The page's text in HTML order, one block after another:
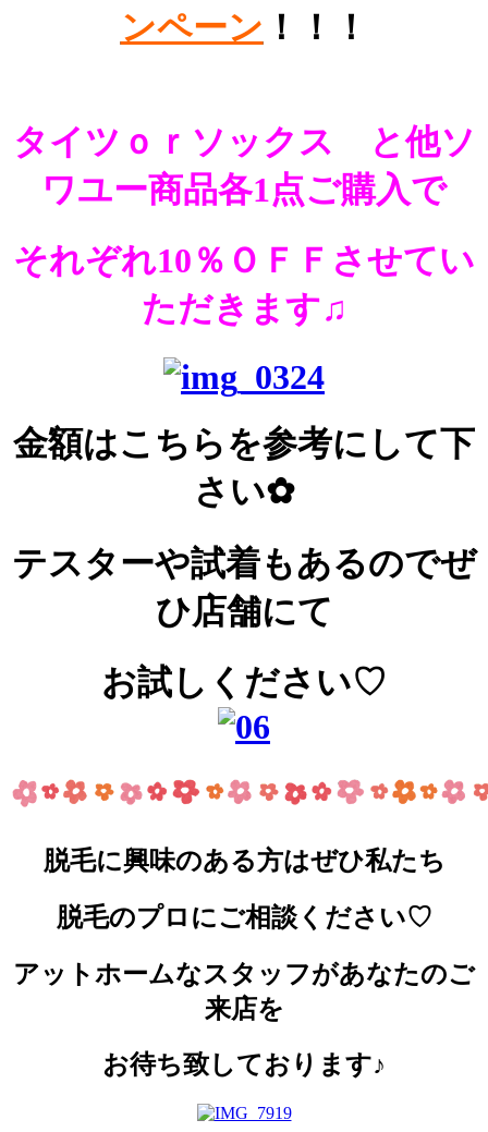
ンペーン ！！！
タイツｏｒソックス と他ソ
ワユー商品各1点ご購入で
それぞれ10％ＯＦＦさせてい
ただきます♫
金額はこちらを参考にして下
さい✿
テスターや試着もあるのでぜ
ひ店舗にて
お試しください♡
脱毛に興味のある方はぜひ私たち
脱毛のプロにご相談ください♡
アットホームなスタッフがあなたのご
来店を
お待ち致しております♪